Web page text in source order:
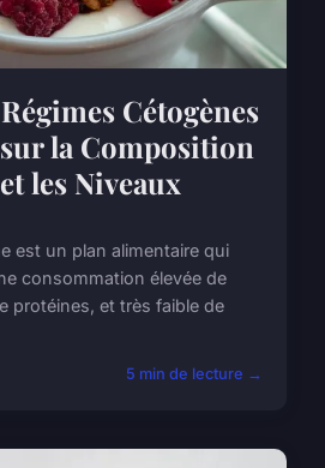
Cétogènes
la Composition
les Niveaux
est un plan alimentaire qui
consommation élevée de
protéines, et très faible de
5 min de lecture →